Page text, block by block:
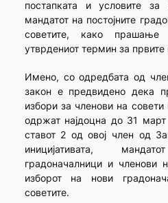
постапката и условите
мандатот на постојните
советите, како
утврдениот термин за
Имено, со одредбата од
закон е предвидено дека
избори за членови на
одржат најдоцна до 31
ставот 2 од овој член од
иницијативата,
градоначалници и членови
изборот на нови
советите.